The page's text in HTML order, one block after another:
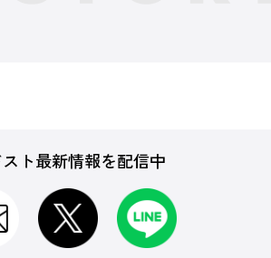
ト最新情報を配信中